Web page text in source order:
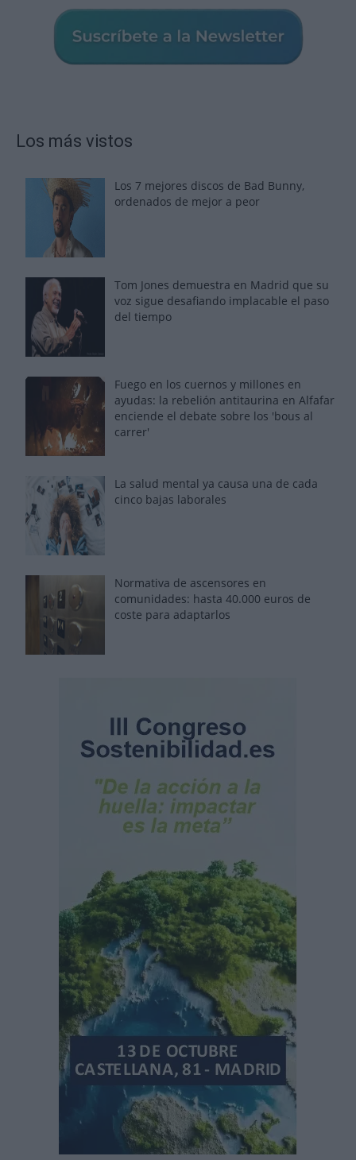
Los más vistos
Los 7 mejores discos de Bad Bunny,
ordenados de mejor a peor
Tom Jones demuestra en Madrid que su
voz sigue desafiando implacable el paso
del tiempo
Fuego en los cuernos y millones en
ayudas: la rebelión antitaurina en Alfafar
enciende el debate sobre los 'bous al
carrer'
La salud mental ya causa una de cada
cinco bajas laborales
Normativa de ascensores en
comunidades: hasta 40.000 euros de
coste para adaptarlos